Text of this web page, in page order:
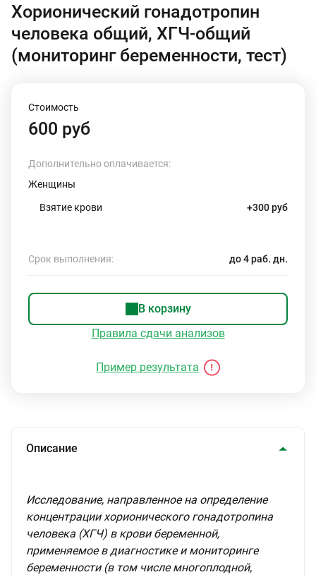
Хорионический гонадотропин
человека общий, ХГЧ-общий
(мониторинг беременности, тест)
Стоимость
600 руб
Дополнительно оплачивается:
Женщины
Взятие крови +300 руб
Срок выполнения: до 4 раб. дн.
В корзину
Правила сдачи анализов
Пример результата
Описание
Исследование, направленное на определение
концентрации хорионического гонадотропина
человека (ХГЧ) в крови беременной,
применяемое в диагностике и мониторинге
беременности (в том числе многоплодной,